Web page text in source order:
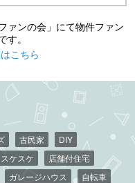
ァンの会」にて物件ファン
。
こちら
古民家
DIY
スケスケ
店舗付住宅
ガレージハウス
自転車